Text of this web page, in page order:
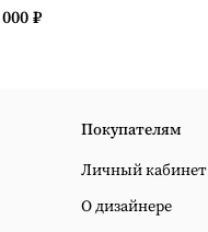
₽
Покупателям
Личный кабинет
О дизайнере